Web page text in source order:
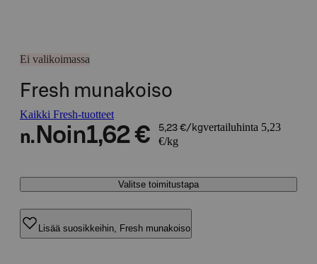
Ei valikoimassa
Fresh munakoiso
Kaikki Fresh-tuotteet
n. Noin1,62 € 5,23 €/kgvertailuhinta 5,23
€/kg
Valitse toimitustapa
Lisää suosikkeihin, Fresh munakoiso